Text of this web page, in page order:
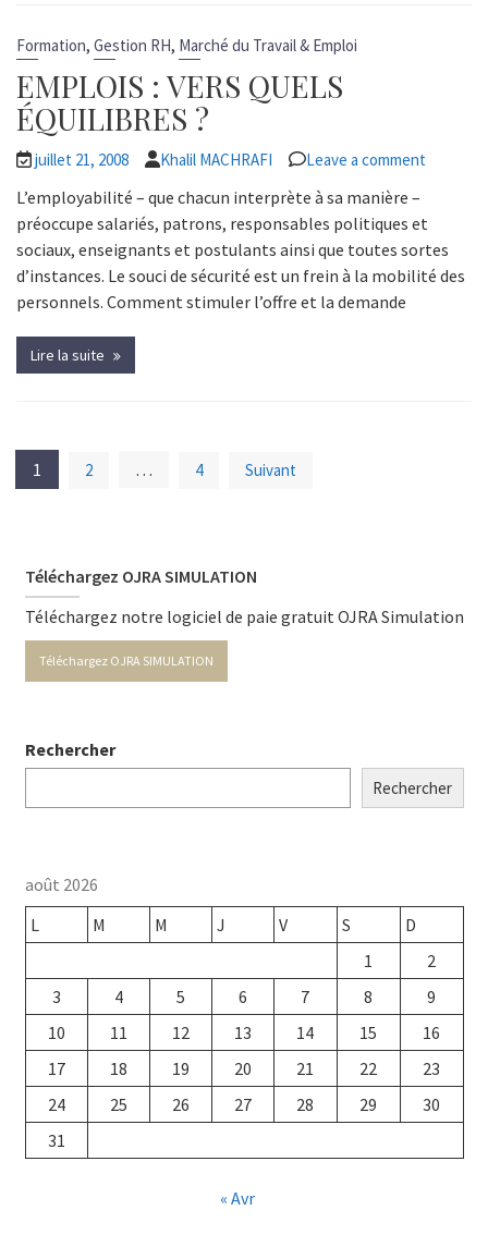
Formation,Gestion RH, Marché du Travail & Emploi
EMPLOIS : VERS QUELS
ÉQUILIBRES ?
juillet 21, 2008 Khalil MACHRAFI Leave a comment
L’employabilité – que chacun interprète à sa manière –
préoccupe salariés, patrons, responsables politiques et
sociaux, enseignants et postulants ainsi que toutes sortes
d’instances. Le souci de sécurité est un frein à la mobilité des
personnels. Comment stimuler l’offre et la demande
Lire la suite
Navigation
des
1 2 … 4 Suivant
Téléchargez OJRA SIMULATION
Téléchargez notre logiciel de paie gratuit OJRA Simulation
Téléchargez OJRA SIMULATION
Rechercher
Rechercher
août 2026
L
M M J V S
D
1
2
3
4 5 6 7 8
9
10
11 12 13 14 15
16
17
18 19 20 21 22
23
24
25 26 27 28 29
30
31
« Avr